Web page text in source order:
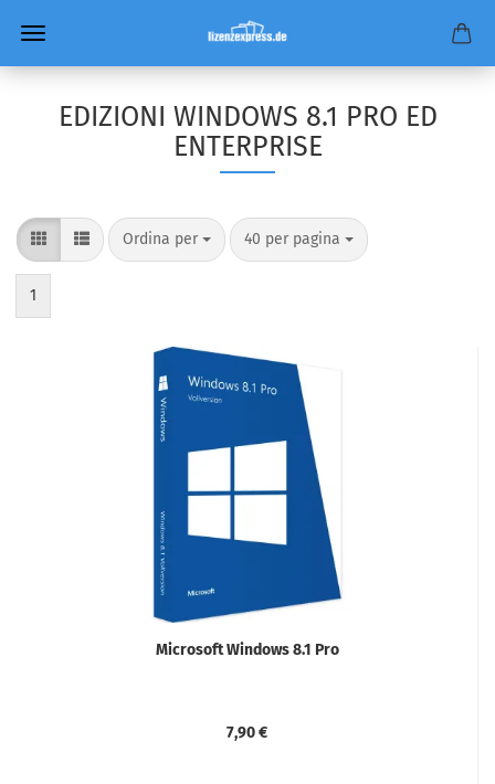
EDIZIONI WINDOWS 8.1 PRO ED
ENTERPRISE
Ordina per
Ordina per 40 per pagina
per pagina
1
Microsoft Windows 8.1 Pro
7,90 €